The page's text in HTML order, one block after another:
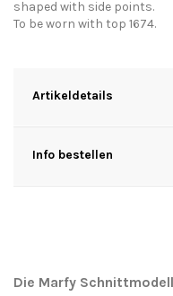
shaped with side points.
To be worn with top 1674.
Artikeldetails
Info bestellen
Die Marfy